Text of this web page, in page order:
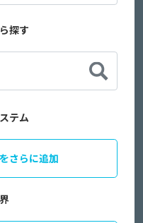
探す
テム
さらに追加